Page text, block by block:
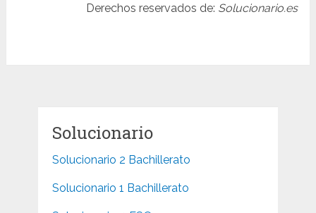
Derechos reservados de: Solucionario.es
Solucionario
Solucionario 2 Bachillerato
Solucionario 1 Bachillerato